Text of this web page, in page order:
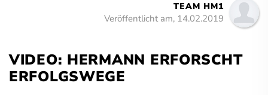
TEAM HM1
Veröffentlicht am, 14.02.2019
VIDEO: HERMANN ERFORSCHT
ERFOLGSWEGE